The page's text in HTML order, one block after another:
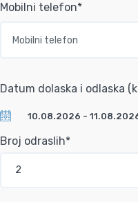
Mobilni telefon*
Datum dolaska i odlaska
Broj odraslih*